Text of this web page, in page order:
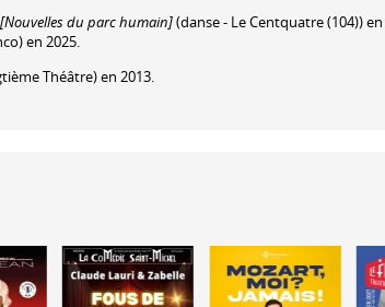
du parc humain](danse - Le Centquatre (104)) en
en 2025.
Théâtre) en 2013.